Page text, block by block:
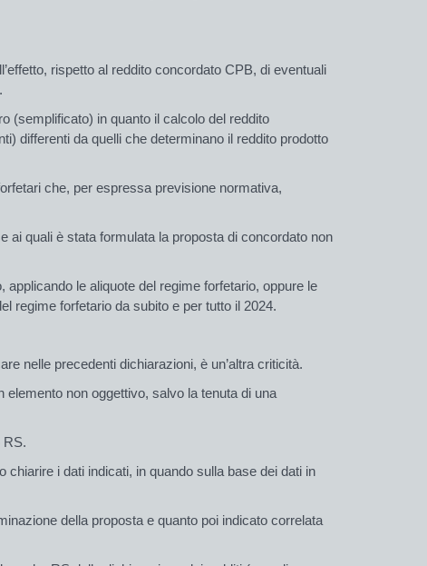
rispetto al reddito concordato CPB, di eventuali
(semplificato) in quanto il calcolo del reddito
differenti da quelli che determinano il reddito prodotto
che, per espressa previsione normativa,
ai quali è stata formulata la proposta di concordato non
le aliquote del regime forfetario, oppure le
regime forfetario da subito e per tutto il 2024.
nelle precedenti dichiarazioni, è un’altra criticità.
elemento non oggettivo, salvo la tenuta di una
RS.
chiarire i dati indicati, in quando sulla base dei dati in
della proposta e quanto poi indicato correlata